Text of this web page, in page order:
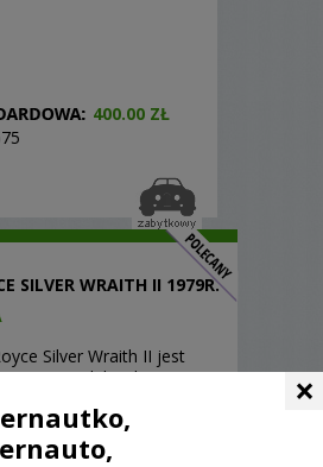
400.00 ZŁ
SILVER WRAITH II 1979R.
Silver Wraith II jest
modelu Silver
×